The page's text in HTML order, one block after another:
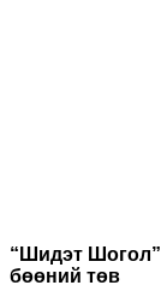
“Шидэт
бөөний төв